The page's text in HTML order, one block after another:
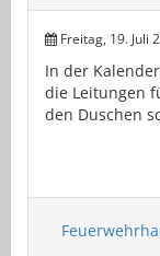
Freitag, 19. Juli
In der
die Leitungen
den Duschen